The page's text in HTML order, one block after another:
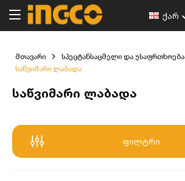
ქარ
მთავარი
სპეცტანსაცმელი და უსაფრთხოება
საწვიმარი ლაბადა
საწვიმარი ლაბადა
ფილტრი